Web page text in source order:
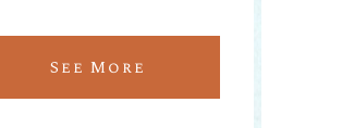
See More